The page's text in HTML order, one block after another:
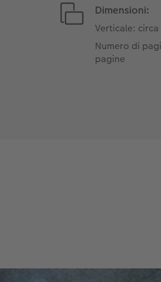
Dimensioni:
Verticale:
Numero di
pagine